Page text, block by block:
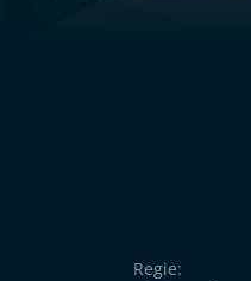
Regie: